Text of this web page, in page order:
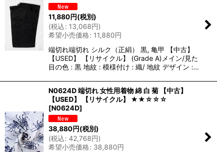
11,880円(税別)
(税込: 13,068円)
希望小売価格: 11,880円
端切れ端切れ シルク（正絹） 黒, 亀甲 【中古】
【USED】 【リサイクル】 (Grade A)メイン/見た
目の色 : 黒 地紋 : 模様付け : 織/ 地紋 デザイン :…
N0624D 端切れ 女性用着物 綿 白 菊 【中古】
【USED】 【リサイクル】 ★★☆☆☆
[N0624D]
38,880 円(税別)
(税込: 42,768円)
希望小売価格: 38,880円